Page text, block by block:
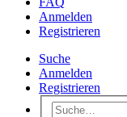
Anmelden
Registrieren
Suche
Anmelden
Registrieren